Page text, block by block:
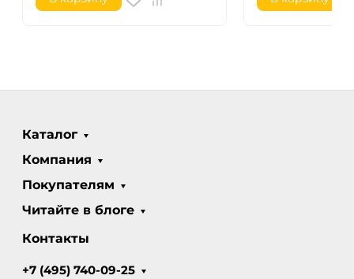
Каталог
Компания
Покупателям
Читайте в блоге
Контакты
+7 (495) 740-09-25